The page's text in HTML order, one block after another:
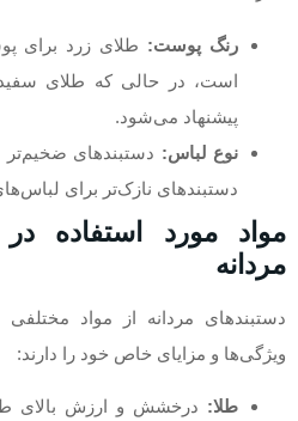
رنگ پوست: طلای زرد برای
است، در حالی که طلای
پیشنهاد می‌شود.
نوع لباس: دستبندهای ضخیم‌تر
دستبندهای نازک‌تر برای
مواد مورد استفاده
مردانه
دستبندهای مردانه از مواد
ویژگی‌ها و مزایای خاص خود را دارند:
طلا: درخشش و ارزش بالای